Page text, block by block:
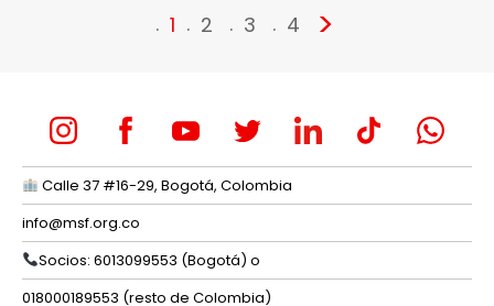
1 2 3 4 >
Calle 37 #16-29, Bogotá, Colombia
info@msf.org.co
Socios: 6013099553 (Bogotá) o
018000189553 (resto de Colombia)